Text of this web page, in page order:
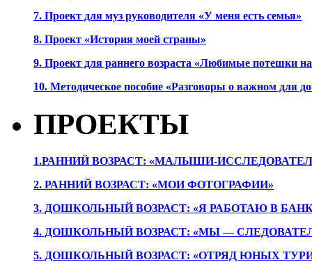
7. Проект для муз руководителя «У меня есть семья»
8. Проект «История моей страны»
9. Проект для раннего возраста «Любимые потешки
10. Методическое пособие «Разговоры о важном для
ПРОЕКТЫ
1.РАННИЙ ВОЗРАСТ: «МАЛЫШИ-
2. РАННИЙ ВОЗРАСТ: «МОИ ФОТОГРАФИИ»
3. ДОШКОЛЬНЫЙ ВОЗРАСТ: «Я РАБОТАЮ В
4. ДОШКОЛЬНЫЙ ВОЗРАСТ: «МЫ —
5. ДОШКОЛЬНЫЙ ВОЗРАСТ: «ОТРЯД ЮНЫХ